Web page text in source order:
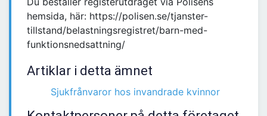
hemsida, här: https://polisen.se/tjanster-
tillstand/belastningsregistret/barn-med-
funktionsnedsattning/
Artiklar i detta ämnet
Sjukfrånvaror hos invandrade kvinnor